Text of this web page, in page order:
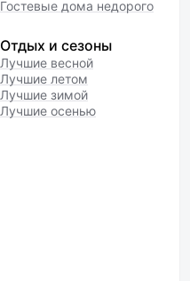
Гостевые дома недорого
Отдых и сезоны
Лучшие весной
Лучшие летом
Лучшие зимой
Лучшие осенью